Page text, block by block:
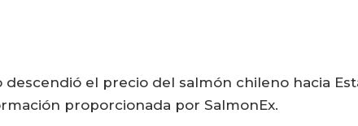
descendió el precio del salmón chileno hacia
proporcionada por SalmonEx.